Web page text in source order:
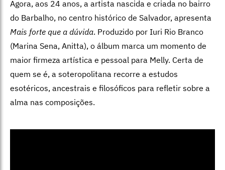
Agora, aos 24 anos, a artista nascida e criada no bairro
do Barbalho, no centro histórico de Salvador, apresenta
Mais forte que a dúvida. Produzido por Iuri Rio Branco
(Marina Sena, Anitta), o álbum marca um momento de
maior firmeza artística e pessoal para Melly. Certa de
quem se é, a soteropolitana recorre a estudos
esotéricos, ancestrais e filosóficos para refletir sobre a
alma nas composições.